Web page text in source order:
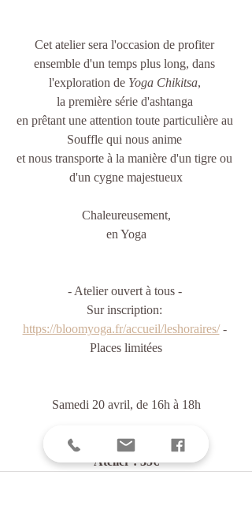
Cet atelier sera l'occasion de profiter
ensemble d'un temps plus long, dans
l'exploration de Yoga Chikitsa,
la première série d'ashtanga
en prêtant une attention toute particulière au
Souffle qui nous anime
et nous transporte à la manière d'un tigre ou
d'un cygne majestueux
Chaleureusement,
en Yoga
- Atelier ouvert à tous -
Sur inscription:
https://bloomyoga.fr/accueil/leshoraires/ -
Places limitées
Samedi 20 avril, de 16h à 18h
Lieu : BLOOM YOGA
Atelier : 35€